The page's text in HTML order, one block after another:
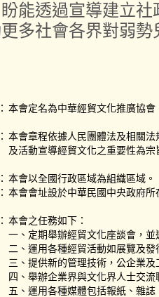
能透過宣導建立
多社會各界對弱
本會定名為中華經貿文化推廣協會
本會章程依據人民團體法及相關
及活動宣導經貿文化之重要性為宗
本會以全國行政區域為組織區域。
本會會址設於中華民國中央政府
本會之任務如下：
一、定期舉辦經貿文化座談會，
二、運用各種經貿活動如展覽及
三、提供新的管理技術，公企業
四、舉辦企業界與文化界人士交
五、運用各種媒體包括報紙、雜